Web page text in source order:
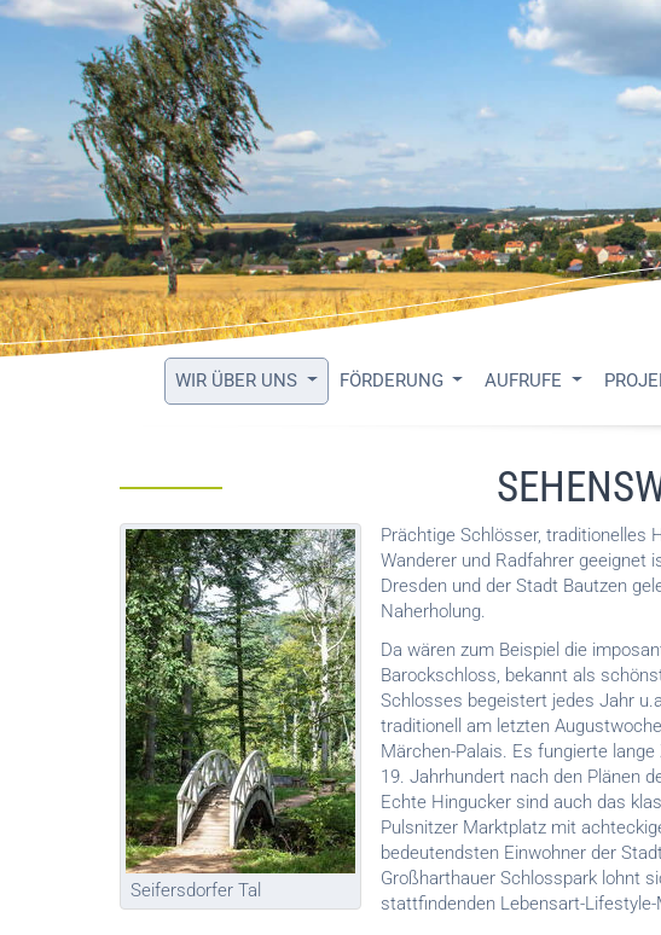
WIR ÜBER UNS FÖRDERUNG AUFRUFE
Seifersdorfer Tal
Prächtige Schlösser, traditionelles
Wanderer und Radfahrer geeignet
Dresden und der Stadt Bautzen
Naherholung.
Da wären zum Beispiel die
Barockschloss, bekannt als
Schlosses begeistert jedes Jahr
traditionell am letzten
Märchen-Palais. Es fungierte
19. Jahrhundert nach den Plänen
Echte Hingucker sind auch das
Pulsnitzer Marktplatz mit
bedeutendsten Einwohner der
Großharthauer Schlosspark lohnt
stattfindenden Lebensart-